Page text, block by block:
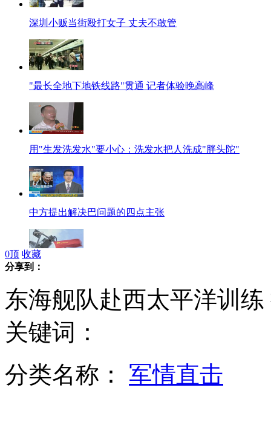
深圳小贩当街殴打女子 丈夫不敢管
"最长全地下地铁线路"贯通 记者体验晚高峰
用"生发洗发水"要小心：洗发水把人洗成"胖头陀"
中方提出解决巴问题的四点主张
实拍远海训练舰艇编队进入西太平洋
深圳：摊贩当街打女人 丈夫目击不敢管
0顶 收藏
分享到：
东海舰队赴西太平洋训
关键词：
分类名称： 军情直击